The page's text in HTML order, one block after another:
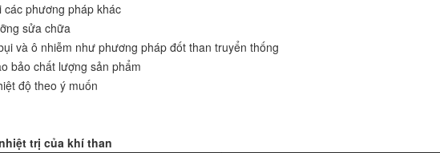
phương pháp khác
sửa chữa
và ô nhiễm như phương pháp đốt than truyển thống
bảo chất lượng sản phẩm
độ theo ý muốn
trị của khí than